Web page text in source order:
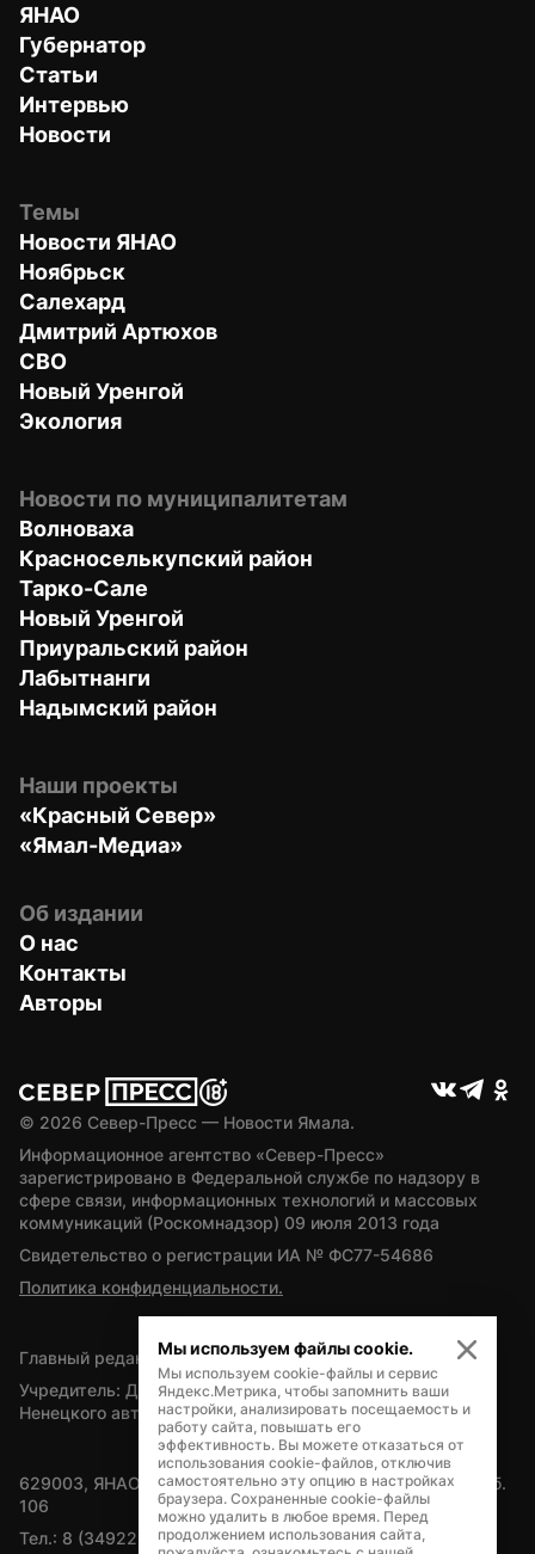
ЯНАО
Губернатор
Статьи
Интервью
Новости
Темы
Новости ЯНАО
Ноябрьск
Салехард
Дмитрий Артюхов
СВО
Новый Уренгой
Экология
Новости по муниципалитетам
Волноваха
Красноселькупский район
Тарко-Сале
Новый Уренгой
Приуральский район
Лабытнанги
Надымский район
Наши проекты
«Красный Север»
«Ямал-Медиа»
Об издании
О нас
Контакты
Авторы
© 2026 Север-Пресс — Новости Ямала.
Информационное агентство «Север-Пресс»
зарегистрировано в Федеральной службе по надзору в
сфере связи, информационных технологий и массовых
коммуникаций (Роскомнадзор) 09 июля 2013 года
Свидетельство о регистрации ИА № ФС77-54686
Политика конфиденциальности.
Главный редактор — А.Л. Поздеев
Учредитель: Департамент внутренней политики Ямало-
Ненецкого автономного округа
629003, ЯНАО, Салехард, мкр. Богдана Кнунянца, д.1, каб.
106
Тел.: 8 (34922) 71262
Мы используем файлы cookie.
Мы используем cookie-файлы и сервис
Яндекс.Метрика, чтобы запомнить ваши
настройки, анализировать посещаемость и
работу сайта, повышать его
эффективность. Вы можете отказаться от
использования cookie-файлов, отключив
самостоятельно эту опцию в настройках
браузера. Сохраненные cookie-файлы
можно удалить в любое время. Перед
продолжением использования сайта,